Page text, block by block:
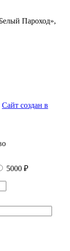
Пароход»,
Сайт создан в
5000 ₽